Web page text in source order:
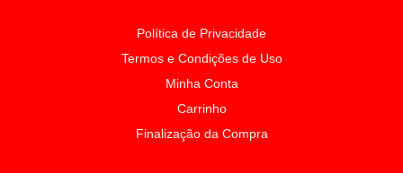
Política de Privacidade
Termos e Condições de Uso
Minha Conta
Carrinho
Finalização da Compra